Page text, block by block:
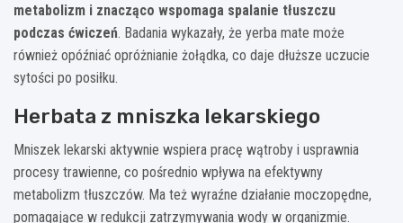
metabolizm i znacząco wspomaga spalanie tłuszczu
podczas ćwiczeń. Badania wykazały, że yerba mate może
również opóźniać opróżnianie żołądka, co daje dłuższe uczucie
sytości po posiłku.
Herbata z mniszka lekarskiego
Mniszek lekarski aktywnie wspiera pracę wątroby i usprawnia
procesy trawienne, co pośrednio wpływa na efektywny
metabolizm tłuszczów. Ma też wyraźne działanie moczopędne,
pomagające w redukcji zatrzymywania wody w organizmie.